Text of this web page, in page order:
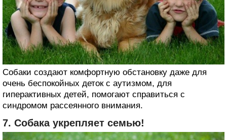
Собаки создают комфортную обстановку даже для
очень беспокойных деток с аутизмом, для
гиперактивных детей, помогают справиться с
синдромом рассеянного внимания.
7. Собака укрепляет семью!